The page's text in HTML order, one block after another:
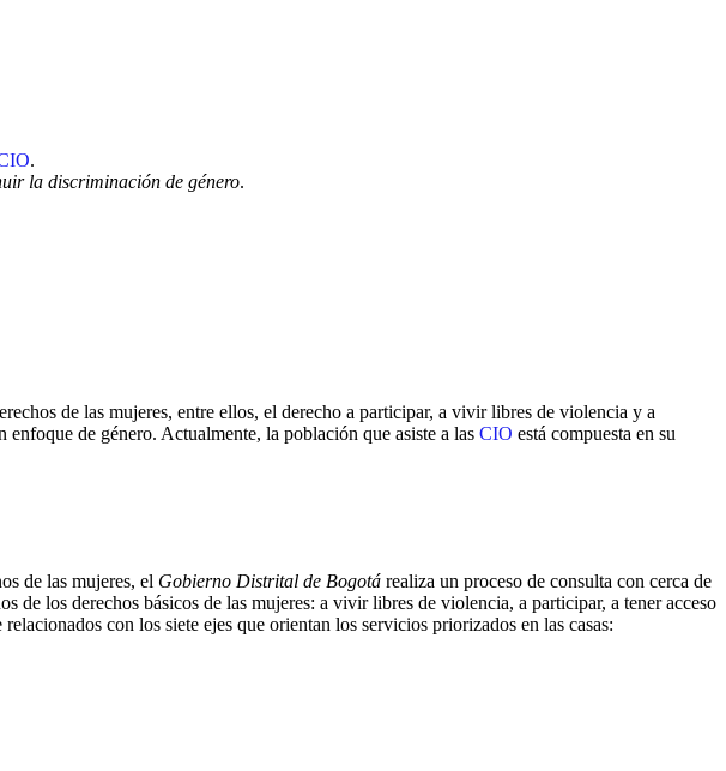
.
la discriminación de género.
de las mujeres, entre ellos, el derecho a participar, a vivir libres de violencia y a
de género. Actualmente, la población que asiste a las CIO está compuesta en su
de las mujeres, el Gobierno Distrital de Bogotá realiza un proceso de consulta con cerca de
de los derechos básicos de las mujeres: a vivir libres de violencia, a participar, a tener acceso
con los siete ejes que orientan los servicios priorizados en las casas: